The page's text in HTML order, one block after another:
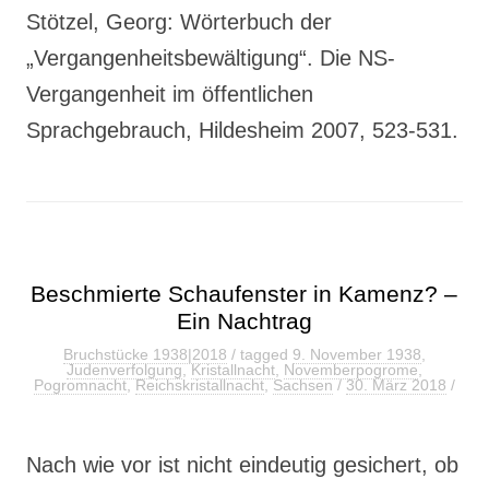
Stötzel, Georg: Wörterbuch der
„Vergangenheitsbewältigung“. Die NS-
Vergangenheit im öffentlichen
Sprachgebrauch, Hildesheim 2007, 523-531.
Beschmierte Schaufenster in Kamenz? –
Ein Nachtrag
Bruchstücke 1938|2018 / tagged 9. November 1938,
Judenverfolgung,Kristallnacht, Novemberpogrome,
Pogromnacht,Reichskristallnacht,Sachsen/30. März 2018 /
Nach wie vor ist nicht eindeutig gesichert, ob